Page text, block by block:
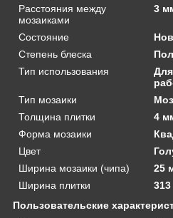
Расстояния между
мозаиками
3
Состояние
Степень блеска
Тип использования
Тип мозаики
Толщина плитки
4
Форма мозаики
Цвет
Ширина мозаики (чипа)
25
Ширина плитки
Пользовательские